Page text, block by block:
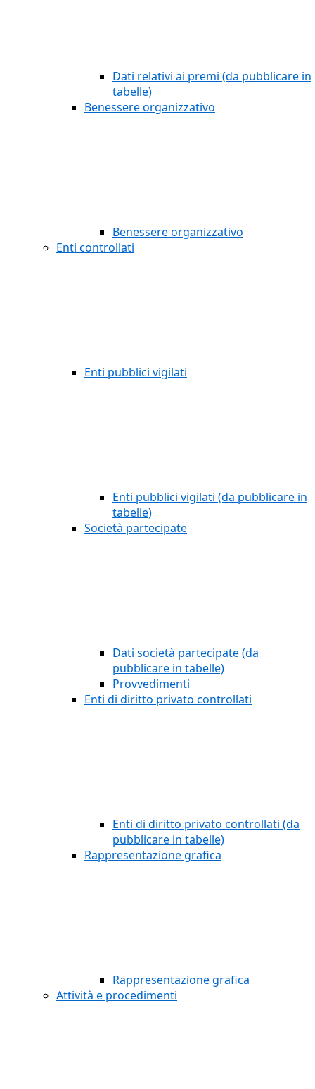
Dati relativi ai premi (da pubblicare in
tabelle)
Benessere organizzativo
Benessere organizzativo
Enti controllati
Enti pubblici vigilati
Enti pubblici vigilati (da pubblicare in
tabelle)
Società partecipate
Dati società partecipate (da
pubblicare in tabelle)
Provvedimenti
Enti di diritto privato controllati
Enti di diritto privato controllati (da
pubblicare in tabelle)
Rappresentazione grafica
Rappresentazione grafica
Attività e procedimenti